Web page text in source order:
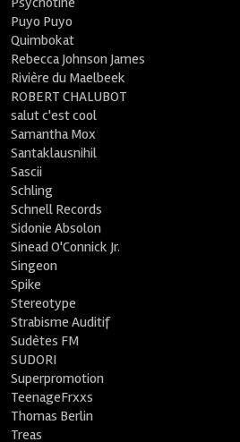
Puyo Puyo
Quimbokat
Rebecca Johnson James
Rivière du Maelbeek
ROBERT CHALUBOT
salut c'est cool
Samantha Mox
Santaklausnihil
Sascii
Schling
Schnell Records
Sidonie Absolon
Sinead O'Connick Jr.
Singeon
Spike
Stereotype
Strabisme Auditif
Sudètes FM
SUDORI
Superpromotion
TeenageFrxxs
Thomas Berlin
Treas